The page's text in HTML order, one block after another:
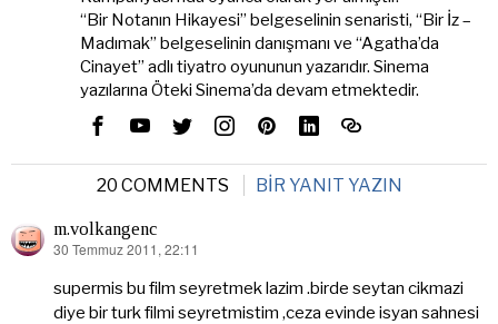
“Bir Notanın Hikayesi” belgeselinin senaristi, “Bir İz –
Madımak” belgeselinin danışmanı ve “Agatha’da
Cinayet” adlı tiyatro oyununun yazarıdır. Sinema
yazılarına Öteki Sinema’da devam etmektedir.
20 COMMENTS BIR YANIT YAZIN
m.volkangenc
dedi
30 Temmuz 2011, 22:11
supermis bu film seyretmek lazim .birde seytan cikmazi
diye bir turk filmi seyretmistim ,ceza evinde isyan sahnesi